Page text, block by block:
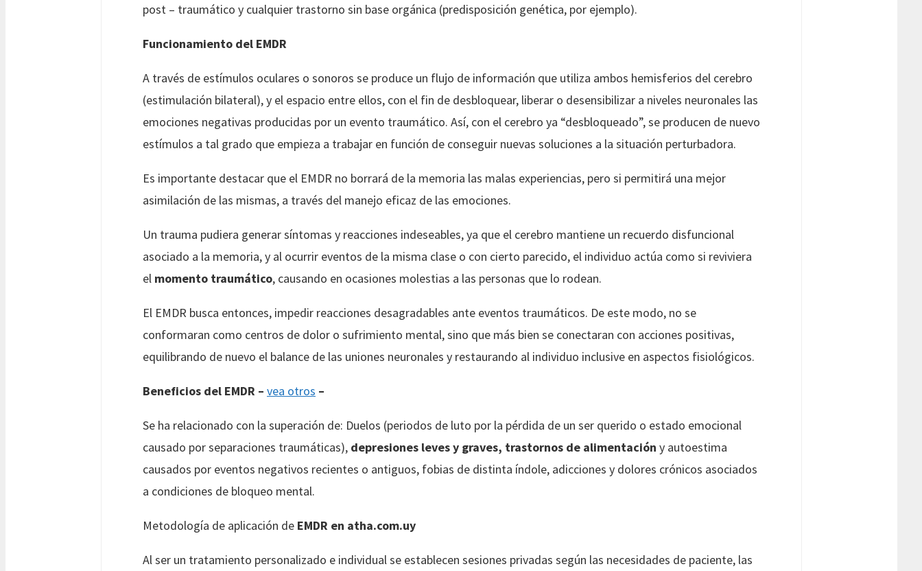
post – traumático y cualquier trastorno sin base orgánica (predisposición genética, por ejemplo).
Funcionamiento del EMDR
A través de estímulos oculares o sonoros se produce un flujo de información que utiliza ambos hemisferios del cerebro
(estimulación bilateral), y el espacio entre ellos, con el fin de desbloquear, liberar o desensibilizar a niveles neuronales las
emociones negativas producidas por un evento traumático. Así, con el cerebro ya “desbloqueado”, se producen de nuevo
estímulos a tal grado que empieza a trabajar en función de conseguir nuevas soluciones a la situación perturbadora.
Es importante destacar que el EMDR no borrará de la memoria las malas experiencias, pero si permitirá una mejor
asimilación de las mismas, a través del manejo eficaz de las emociones.
Un trauma pudiera generar síntomas y reacciones indeseables, ya que el cerebro mantiene un recuerdo disfuncional
asociado a la memoria, y al ocurrir eventos de la misma clase o con cierto parecido, el individuo actúa como si reviviera
el momento traumático, causando en ocasiones molestias a las personas que lo rodean.
El EMDR busca entonces, impedir reacciones desagradables ante eventos traumáticos. De este modo, no se
conformaran como centros de dolor o sufrimiento mental, sino que más bien se conectaran con acciones positivas,
equilibrando de nuevo el balance de las uniones neuronales y restaurando al individuo inclusive en aspectos fisiológicos.
Beneficios del EMDR – vea otros –
Se ha relacionado con la superación de: Duelos (periodos de luto por la pérdida de un ser querido o estado emocional
causado por separaciones traumáticas), depresiones leves y graves, trastornos de alimentación y autoestima
causados por eventos negativos recientes o antiguos, fobias de distinta índole, adicciones y dolores crónicos asociados
a condiciones de bloqueo mental.
Metodología de aplicación de EMDR en atha.com.uy
Al ser un tratamiento personalizado e individual se establecen sesiones privadas según las necesidades de paciente, las